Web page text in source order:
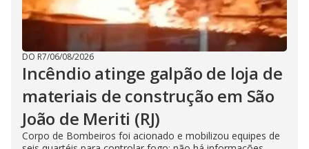
DO R7/06/08/2026
Incêndio atinge galpão de loja de
materiais de construção em São
João de Meriti (RJ)
Corpo de Bombeiros foi acionado e mobilizou equipes de